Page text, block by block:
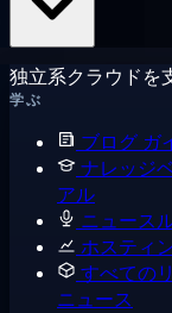
独立系クラウドを
学ぶ
ブログ ガ
ナレッジ
アル
ニュース
ホスティ
すべての
ニュース